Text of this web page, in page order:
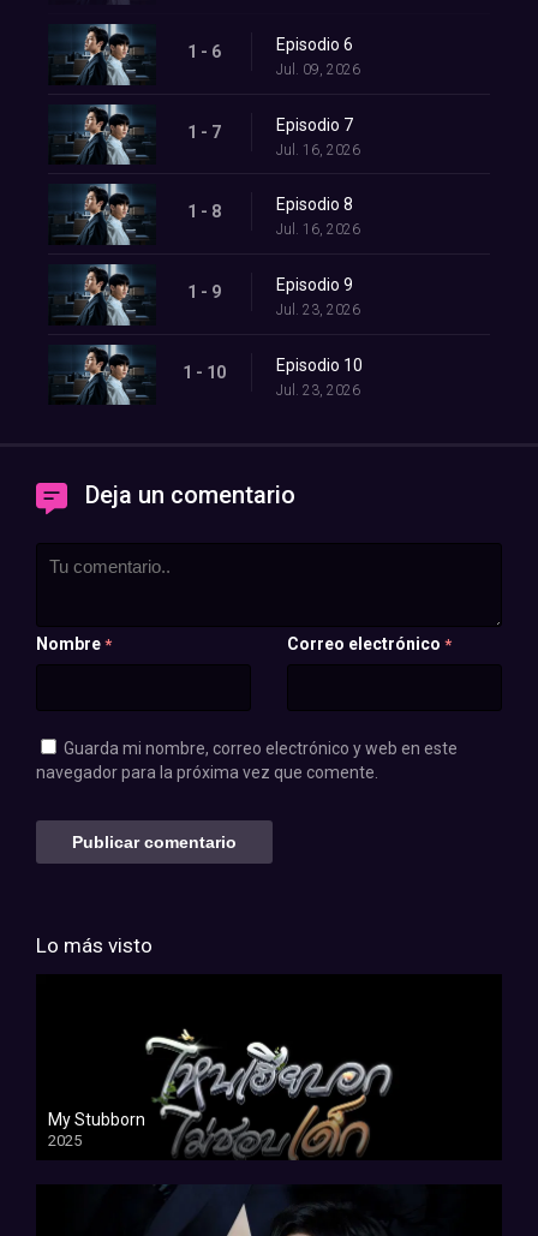
1 - 6 Episodio 6
Jul. 09, 2026
1 - 7 Episodio 7
Jul. 16, 2026
1 - 8 Episodio 8
Jul. 16, 2026
1 - 9 Episodio 9
Jul. 23, 2026
1 - 10 Episodio 10
Jul. 23, 2026
Deja un comentario
Nombre * Correo electrónico *
Guarda mi nombre, correo electrónico y web en este
navegador para la próxima vez que comente.
Lo más visto
My Stubborn
2025